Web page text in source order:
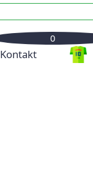
Kontakt
0